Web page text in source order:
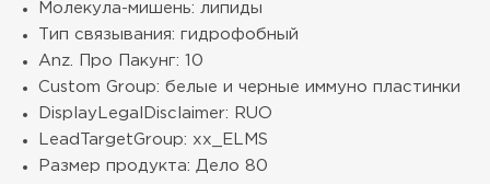
Молекула-мишень: липиды
Тип связывания: гидрофобный
Anz. Про Пакунг: 10
Custom Group: белые и черные иммуно пластинки
DisplayLegalDisclaimer: RUO
LeadTargetGroup: xx_ELMS
Размер продукта: Дело 80